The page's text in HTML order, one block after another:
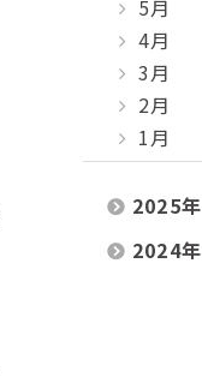
5月
4月
3月
2月
1月
2025年
2024年